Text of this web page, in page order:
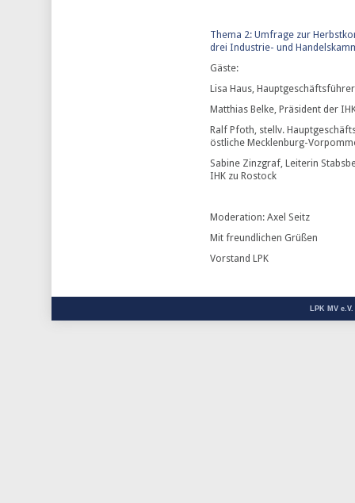
Thema 2: Umfrage zur
drei Industrie- und
Gäste:
Lisa Haus,
Matthias Belke, Präsident der
Ralf Pfoth, stellv.
östliche Mecklenburg-
Sabine Zinzgraf, Leiterin
IHK zu Rostock
Moderation: Axel Seitz
Mit freundlichen Grüßen
Vorstand LPK
LPK MV e.V.